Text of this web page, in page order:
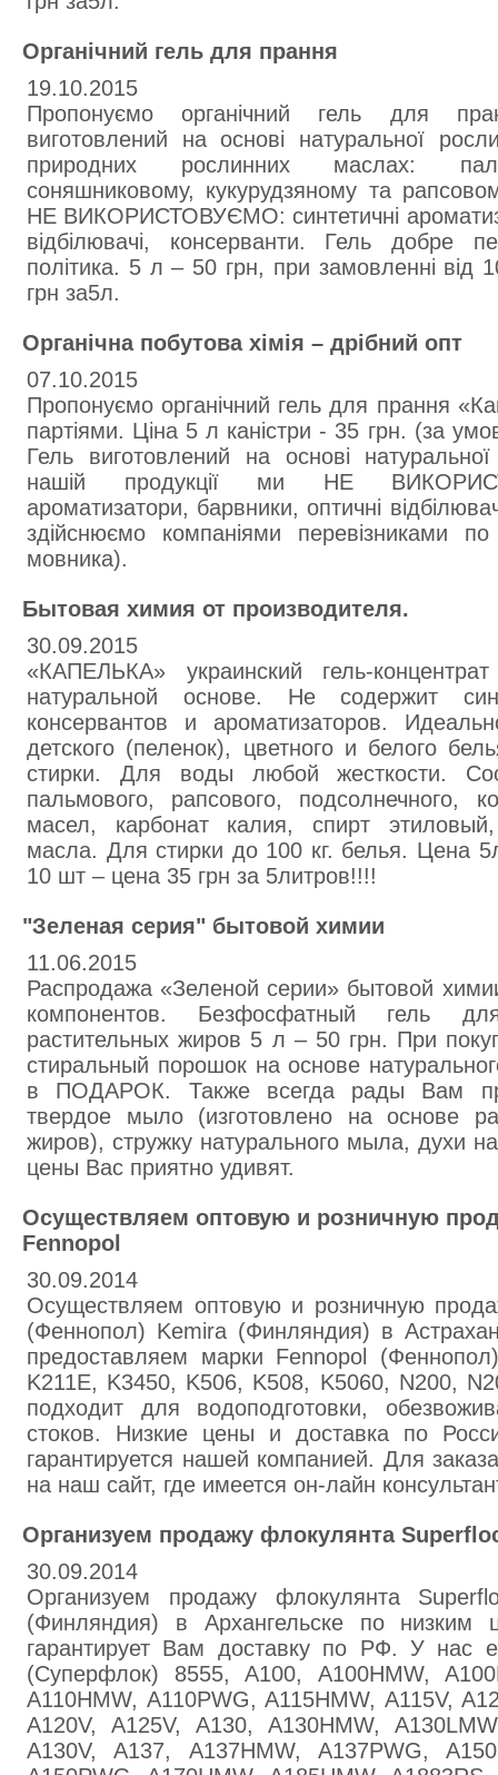
Органічний гель для прання
19.10.2015
Пропонуємо органічний гель для
виготовлений на основі натуральної
природних рослинних маслах:
соняшниковому, кукурудзяному та
НЕ ВИКОРИСТОВУЄМО: синтетичні
відбілювачі, консерванти. Гель добре
політика. 5 л – 50 грн, при замовленні від
грн за5л.
Органічна побутова хімія – дрібний опт
07.10.2015
Пропонуємо органічний гель для прання
партіями. Ціна 5 л каністри - 35 грн. (за
Гель виготовлений на основі
нашій продукції ми НЕ
ароматизатори, барвники, оптичні
здійснюємо компаніями перевізниками
мовника).
Бытовая химия от производителя.
30.09.2015
«КАПЕЛЬКА» украинский гель-
натуральной основе. Не содержит
консервантов и ароматизаторов.
детского (пеленок), цветного и белого
стирки. Для воды любой жесткости.
пальмового, рапсового, подсолнечного,
масел, карбонат калия, спирт
масла. Для стирки до 100 кг. белья. Цена
10 шт – цена 35 грн за 5литров!!!!
"Зеленая серия" бытовой химии
11.06.2015
Распродажа «Зеленой серии» бытовой
компонентов. Безфосфатный гель
растительных жиров 5 л – 50 грн. При
стиральный порошок на основе
в ПОДАРОК. Также всегда рады Вам
твердое мыло (изготовлено на основе
жиров), стружку натурального мыла, духи
цены Вас приятно удивят.
Осуществляем оптовую и розничную
Fennopol
30.09.2014
Осуществляем оптовую и розничную
(Феннопол) Kemira (Финляндия) в
предоставляем марки Fennopol
K211E, K3450, K506, K508, K5060, N200,
подходит для водоподготовки,
стоков. Низкие цены и доставка по
гарантируется нашей компанией. Для
на наш сайт, где имеется он-лайн
Организуем продажу флокулянта
30.09.2014
Организуем продажу флокулянта
(Финляндия) в Архангельске по
гарантирует Вам доставку по РФ. У нас
(Суперфлок) 8555, A100, A100HMW,
A110HMW, A110PWG, A115HMW, A115V,
A120V, A125V, A130, A130HMW,
A130V, A137, A137HMW, A137PWG,